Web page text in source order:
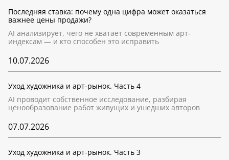
Последняя ставка: почему одна цифра может оказаться
важнее цены продажи?
AI анализирует, чего не хватает современным арт-
индексам — и кто способен это исправить
10.07.2026
Уход художника и арт-рынок. Часть 4
AI проводит собственное исследование, разбирая
ценообразование работ живущих и ушедших авторов
07.07.2026
Уход художника и арт-рынок. Часть 3